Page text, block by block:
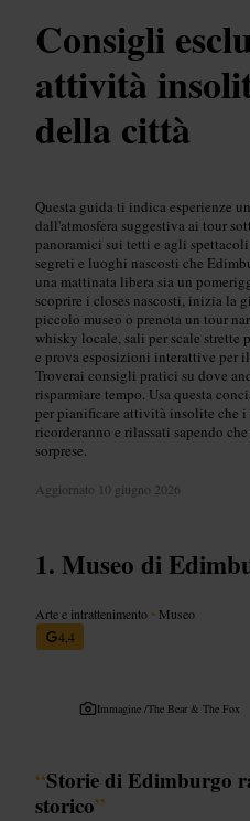
Consigli
attività
della città
Questa guida ti indica esperienze
dall'atmosfera suggestiva ai tour
panoramici sui tetti e agli
segreti e luoghi nascosti che
una mattinata libera sia un
scoprire i closes nascosti, inizia la
piccolo museo o prenota un tour
whisky locale, sali per scale strette
e prova esposizioni interattive per
Troverai consigli pratici su dove
risparmiare tempo. Usa questa
per pianificare attività insolite che
ricorderanno e rilassati sapendo
sorprese.
Aggiornato 10 giugno 2026
Museo di
Arte e intrattenimento • Museo
4,4
Immagine /The Bear & The Fox
“Storie di Edimburgo
storico”